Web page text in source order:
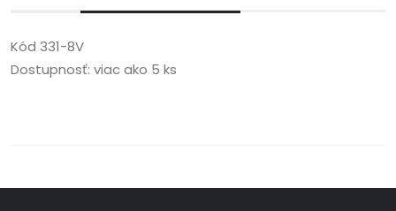
Kód 331-8V
Dostupnosť: viac ako 5 ks